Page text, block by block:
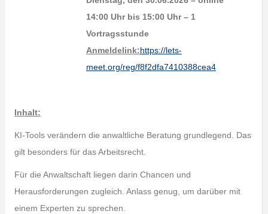
14:00 Uhr bis 15:00 Uhr – 1
Vortragsstunde
Anmeldelink:https://lets-
meet.org/reg/f8f2dfa7410388cea4
Inhalt:
KI-Tools verändern die anwaltliche Beratung grundlegend. Das
gilt besonders für das Arbeitsrecht.
Für die Anwaltschaft liegen darin Chancen und
Herausforderungen zugleich. Anlass genug, um darüber mit
einem Experten zu sprechen.